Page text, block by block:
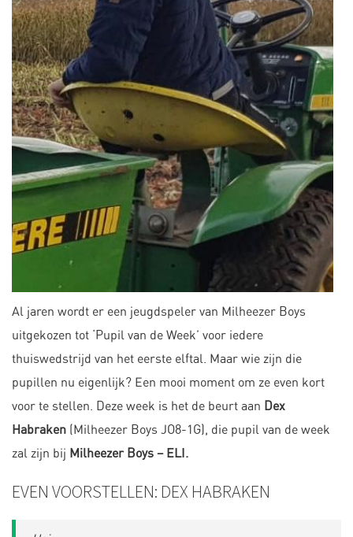
Al jaren wordt er een jeugdspeler van Milheezer Boys
uitgekozen tot ‘Pupil van de Week’ voor iedere
thuiswedstrijd van het eerste elftal. Maar wie zijn die
pupillen nu eigenlijk? Een mooi moment om ze even kort
voor te stellen. Deze week is het de beurt aan Dex
Habraken
(Milheezer Boys JO8-1G), die pupil van de week
zal zijn bij Milheezer Boys – ELI.
EVEN VOORSTELLEN: DEX HABRAKEN